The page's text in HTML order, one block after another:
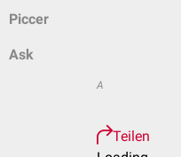
Piccer
Ask
A
Teilen